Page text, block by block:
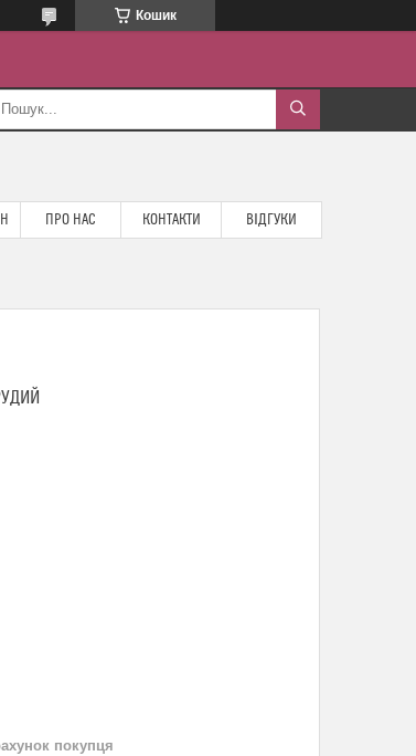
Кошик
ПРО НАС КОНТАКТИ ВІДГУКИ
покупця